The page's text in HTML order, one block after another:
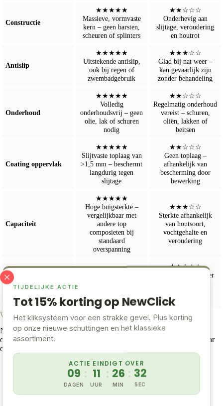
TIJDELIJKE ACTIE
Tot 15% korting op NewClick
Het kliksysteem voor een strakke gevel. Plus korting
op onze nieuwe schuttingen en het klassieke
assortiment.
ACTIE EINDIGT OVER
09
DAGEN
: 11
UUR
: 26
MIN
: 31
SEC
Constructie
★★★★★
Massieve, vormvaste
kern – geen barsten,
scheuren of splinters
★★☆☆☆
Onderhevig aan
slijtage, veroudering
en houtrot
Antislip
★★★★★
Uitstekende antislip,
ook bij regen of
zwembadgebruik
★★★☆☆
Glad bij nat weer –
kan gevaarlijk zijn
zonder behandeling
Onderhoud
★★★★★
Volledig
onderhoudsvrij – geen
olie, lak of schuren
nodig
★★☆☆☆
Regelmatig onderhoud
vereist – schuren,
oliën, lakken of
beitsen
Coating oppervlak
★★★★★
Slijtvaste toplaag van
>1,5 mm – beschermt
langdurig tegen
slijtage
★★☆☆☆
Geen toplaag –
afhankelijk van
bescherming door
bewerking
Capaciteit
★★★★★
Hoge buigsterkte –
vergelijkbaar met
andere top
composieten bij
standaard
overspanning
★★★☆☆
Sterkte afhankelijk
van houtsoort,
vochtgehalte en
veroudering
UV- bestendig
★★★★★
zon en weer
★★☆☆☆
Vergrijst snel zonder
ongelijkmatig
Waarom kiezen voor NewDeck via Buitenpaneel?
NewDeck is exclusief verkrijgbaar via geselecteerde retailers. Als
officiële dealer biedt
niet alleen de producten, maar
ook:
Uitgebreid advies op maat
Gratis samples om thuis te bekijken
Voorraad in Nederland = snelle levering
Showopstellingen op locatie